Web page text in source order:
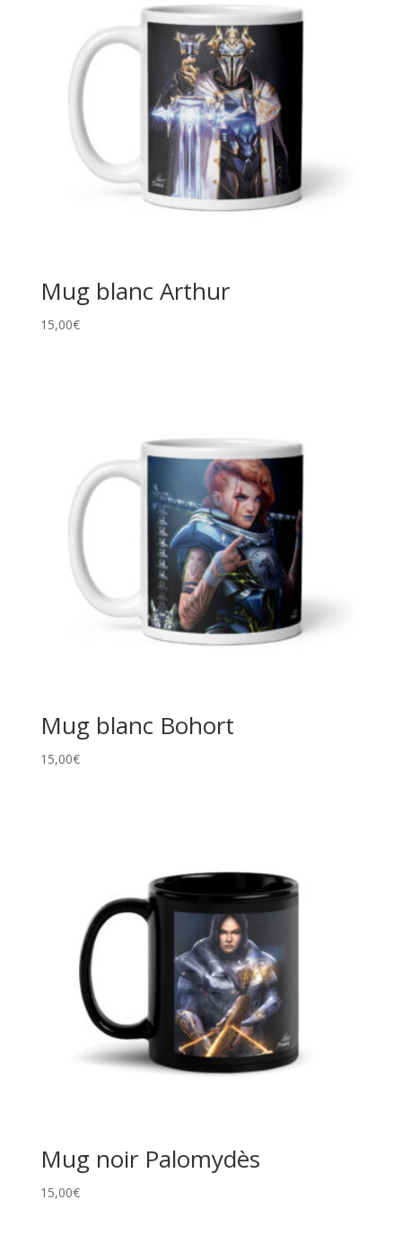
Mug blanc Arthur
15,00€
Mug blanc Bohort
15,00€
Mug noir Palomydès
15,00€